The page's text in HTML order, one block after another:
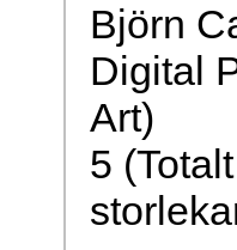
Björn
Digital
Art)
5